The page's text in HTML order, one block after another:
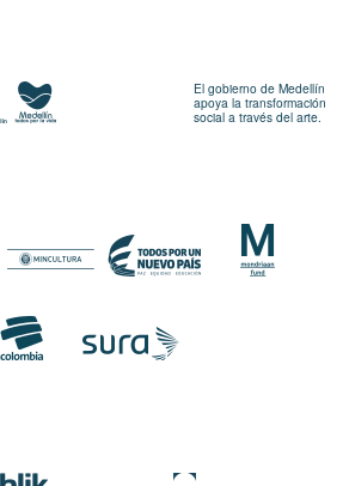
El gobierno de Medellín
apoya la transformación
social a través del arte.